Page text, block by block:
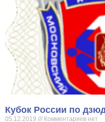
Кубок России по
05.12.2019 Комментариев нет